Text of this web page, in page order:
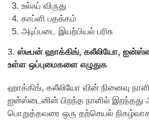
உல்ஃப் விருது
காப்ளி பதக்கம்
அடிப்படை இயற்பியல் பரிசு
3. ஸ்டீபன் ஹாக்கிங், கலீலியோ,
உள்ள ஒப்புமைகளை எழுதுக
ஹாக்கிங், கலீலியோ வின் நினைவு
ஐன்ஸ்டைனின் பிறந்த நாளில் இறந்தது
பொறுத்தவரை ஒரு தற்செயல்